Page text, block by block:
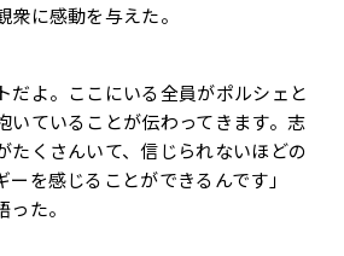
に感動を与えた。
だよ。ここにいる全員がポルシェと
いていることが伝わってきます。志
たくさんいて、信じられないほどの
を感じることができるんです」
た。